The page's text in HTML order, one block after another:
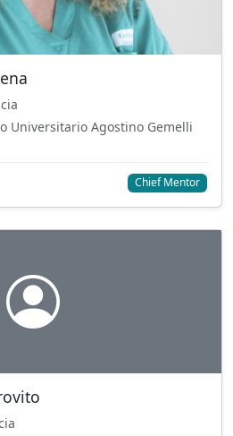
Universitario Agostino Gemelli
Chief Mentor